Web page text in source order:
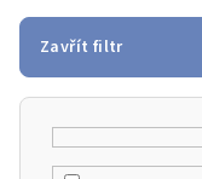
r
o
Zavřít filtr